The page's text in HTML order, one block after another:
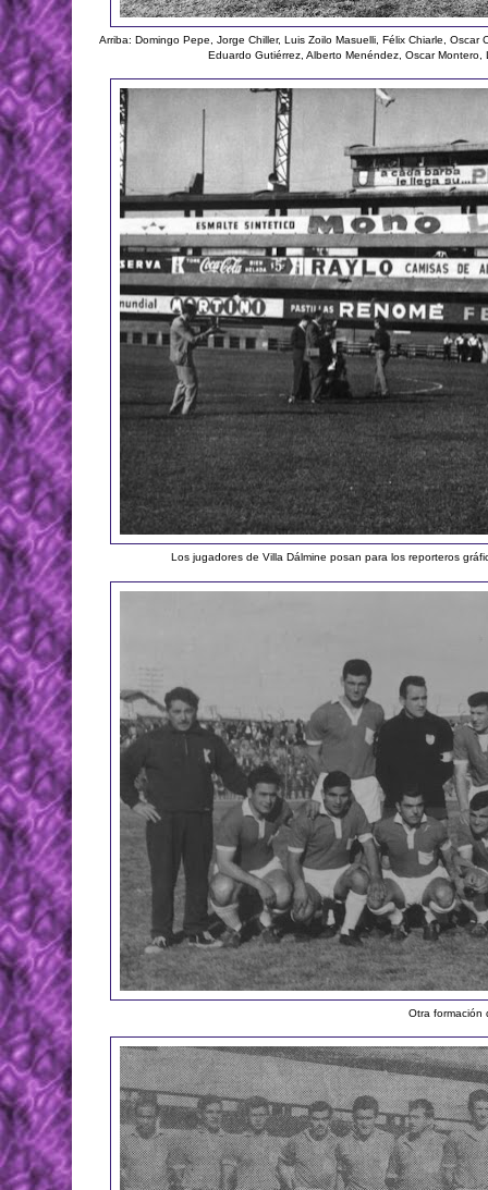
Arriba: Domingo Pepe, Jorge Chiller, Luis Zoilo Masuelli, Félix Chiarle,
Eduardo Gutiérrez, Alberto Menéndez, Oscar
Los jugadores de Villa Dálmine posan para los reporteros
Otra formación